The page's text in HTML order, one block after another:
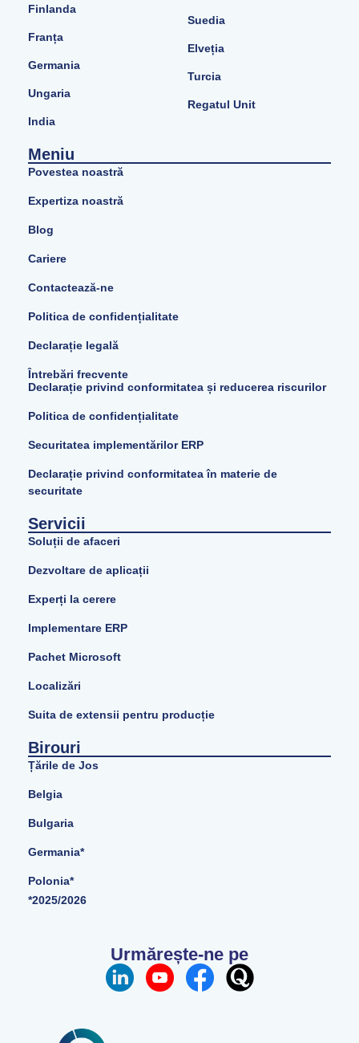
Finlanda
Franța
Germania
Ungaria
India
Suedia
Elveția
Turcia
Regatul Unit
Meniu
Povestea noastră
Expertiza noastră
Blog
Cariere
Contactează-ne
Politica de confidențialitate
Declarație legală
Întrebări frecvente
Declarație privind conformitatea și reducerea riscurilor
Politica de confidențialitate
Securitatea implementărilor ERP
Declarație privind conformitatea în materie de
securitate
Servicii
Soluții de afaceri
Dezvoltare de aplicații
Experți la cerere
Implementare ERP
Pachet Microsoft
Localizări
Suita de extensii pentru producție
Birouri
Țările de Jos
Belgia
Bulgaria
Germania*
Polonia*
*2025/2026
Urmărește-ne pe